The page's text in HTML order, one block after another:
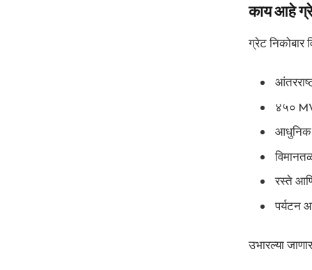
काय आहे
ग्रेट निकोबार
४५०
आधुनिक
रस्ते
पर्यटन
उभारल्या